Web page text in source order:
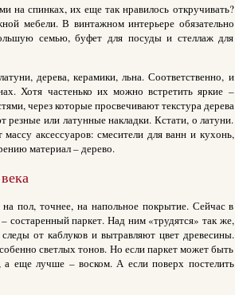
на спинках, их еще так нравилось откручивать?
мебели. В винтажном интерьере обязательно
семью, буфет для посуды и стеллаж для
дерева, керамики, льна. Соответственно, и
Хотя частенько их можно встретить яркие –
через которые просвечивают текстура дерева
или латунные накладки. Кстати, о латуни.
аксессуаров: смесители для ванн и кухонь,
материал – дерево.
пол, точнее, на напольное покрытие. Сейчас в
состаренный паркет. Над ним «трудятся» так же,
от каблуков и вытравляют цвет древесины.
светлых тонов. Но если паркет может быть
а еще лучше – воском. А если поверх постелить